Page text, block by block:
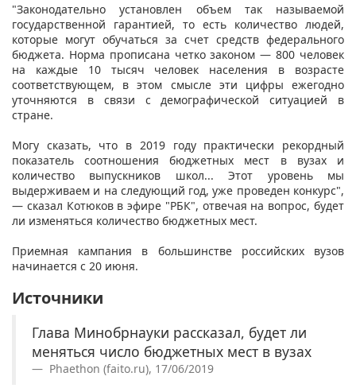
"Законодательно установлен объем так называемой
государственной гарантией, то есть количество людей,
которые могут обучаться за счет средств федерального
бюджета. Норма прописана четко законом — 800 человек
на каждые 10 тысяч человек населения в возрасте
соответствующем, в этом смысле эти цифры ежегодно
уточняются в связи с демографической ситуацией в
стране.
Могу сказать, что в 2019 году практически рекордный
показатель соотношения бюджетных мест в вузах и
количество выпускников школ... Этот уровень мы
выдерживаем и на следующий год, уже проведен конкурс",
— сказал Котюков в эфире "РБК", отвечая на вопрос, будет
ли изменяться количество бюджетных мест.
Приемная кампания в большинстве российских вузов
начинается с 20 июня.
Источники
Глава Минобрнауки рассказал, будет ли
меняться число бюджетных мест в вузах
Phaethon (faito.ru), 17/06/2019